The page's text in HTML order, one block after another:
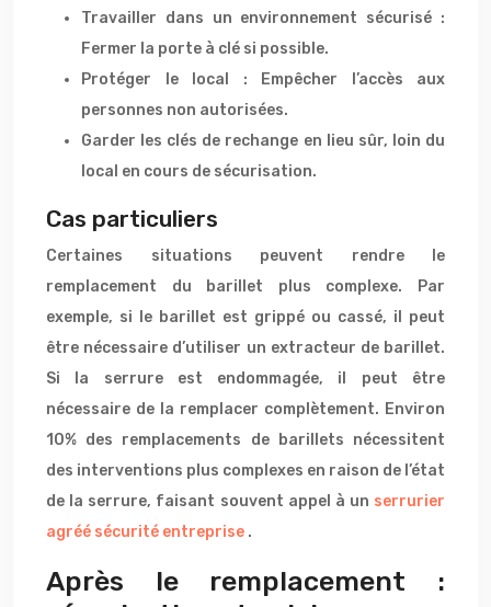
Travailler dans un environnement sécurisé :
Fermer la porte à clé si possible.
Protéger le local : Empêcher l’accès aux
personnes non autorisées.
Garder les clés de rechange en lieu sûr, loin du
local en cours de sécurisation.
Cas particuliers
Certaines situations peuvent rendre le
remplacement du barillet plus complexe. Par
exemple, si le barillet est grippé ou cassé, il peut
être nécessaire d’utiliser un extracteur de barillet.
Si la serrure est endommagée, il peut être
nécessaire de la remplacer complètement. Environ
10% des remplacements de barillets nécessitent
des interventions plus complexes en raison de l’état
de la serrure, faisant souvent appel à un serrurier
agréé sécurité entreprise .
Après le remplacement :